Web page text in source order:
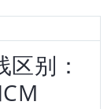
别：